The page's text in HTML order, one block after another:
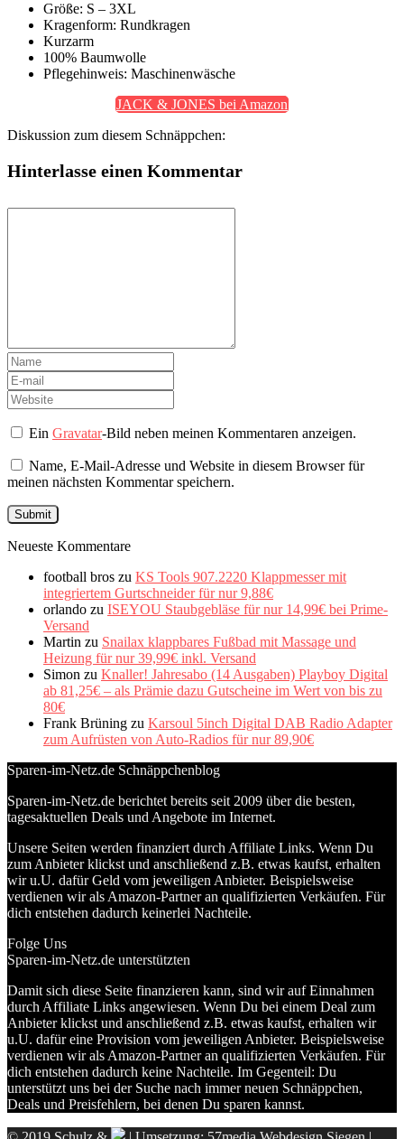
Größe: S – 3XL
Kragenform: Rundkragen
Kurzarm
100% Baumwolle
Pflegehinweis: Maschinenwäsche
JACK & JONES bei Amazon
Diskussion zum diesem Schnäppchen:
Hinterlasse einen Kommentar
EinGravatar-Bild neben meinen Kommentaren anzeigen.
Name, E-Mail-Adresse und Website in diesem Browser für
meinen nächsten Kommentar speichern.
Neueste Kommentare
football bros zu KS Tools 907.2220 Klappmesser mit
integriertem Gurtschneider für nur 9,88€
orlando zu ISEYOU Staubgebläse für nur 14,99€ bei Prime-
Versand
Martin zu Snailax klappbares Fußbad mit Massage und
Heizung für nur 39,99€ inkl. Versand
Simon zu Knaller! Jahresabo (14 Ausgaben) Playboy Digital
ab 81,25€ – als Prämie dazu Gutscheine im Wert von bis zu
80€
Frank Brüning zu Karsoul 5inch Digital DAB Radio Adapter
zum Aufrüsten von Auto-Radios für nur 89,90€
Sparen-im-Netz.de Schnäppchenblog
Sparen-im-Netz.de berichtet bereits seit 2009 über die besten,
tagesaktuellen Deals und Angebote im Internet.
Unsere Seiten werden finanziert durch Affiliate Links. Wenn Du
zum Anbieter klickst und anschließend z.B. etwas kaufst, erhalten
wir u.U. dafür Geld vom jeweiligen Anbieter. Beispielsweise
verdienen wir als Amazon-Partner an qualifizierten Verkäufen. Für
dich entstehen dadurch keinerlei Nachteile.
Folge Uns
Sparen-im-Netz.de unterstützten
Damit sich diese Seite finanzieren kann, sind wir auf Einnahmen
durch Affiliate Links angewiesen. Wenn Du bei einem Deal zum
Anbieter klickst und anschließend z.B. etwas kaufst, erhalten wir
u.U. dafür eine Provision vom jeweiligen Anbieter. Beispielsweise
verdienen wir als Amazon-Partner an qualifizierten Verkäufen. Für
dich entstehen dadurch keine Nachteile. Im Gegenteil: Du
unterstützt uns bei der Suche nach immer neuen Schnäppchen,
Deals und Preisfehlern, bei denen Du sparen kannst.